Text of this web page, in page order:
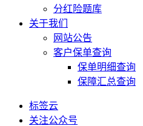
分红险题库
关于我们
网站公告
客户保单查询
保单明细查询
保障汇总查询
标签云
关注公众号